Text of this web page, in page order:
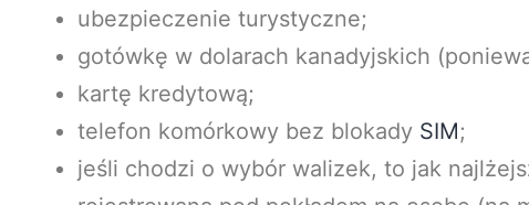
ubezpieczenie turystyczne;
gotówkę w dolarach kanadyjskich
kartę kredytową;
telefon komórkowy bez blokady SIM;
jeśli chodzi o wybór walizek, to jak